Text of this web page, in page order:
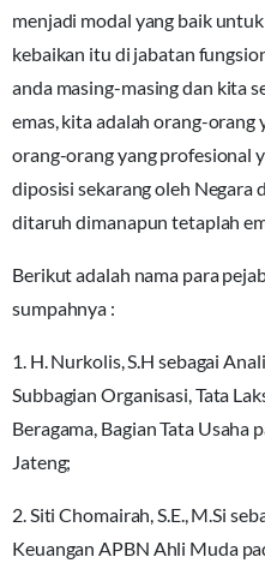
menjadi modal yang baik
kebaikan itu di jabatan
anda masing-masing dan kita
emas, kita adalah orang-
orang-orang yang profesional
diposisi sekarang oleh Negara
ditaruh dimanapun tetaplah
Berikut adalah nama para
sumpahnya :
1. H. Nurkolis, S.H sebagai
Subbagian Organisasi, Tata
Beragama, Bagian Tata Usaha
Jateng;
2. Siti Chomairah, S.E., M.Si
Keuangan APBN Ahli Muda